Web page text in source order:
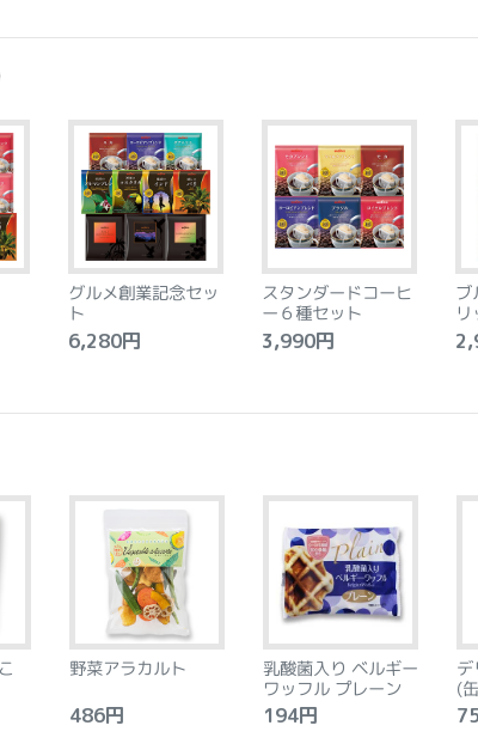
グルメ創業記念セッ
ト
6,280円
スタンダードコーヒ
ー６種セット
3,990円
ブ
野菜アラカルト
486円
乳酸菌入り ベルギー
ワッフル プレーン
194円
(